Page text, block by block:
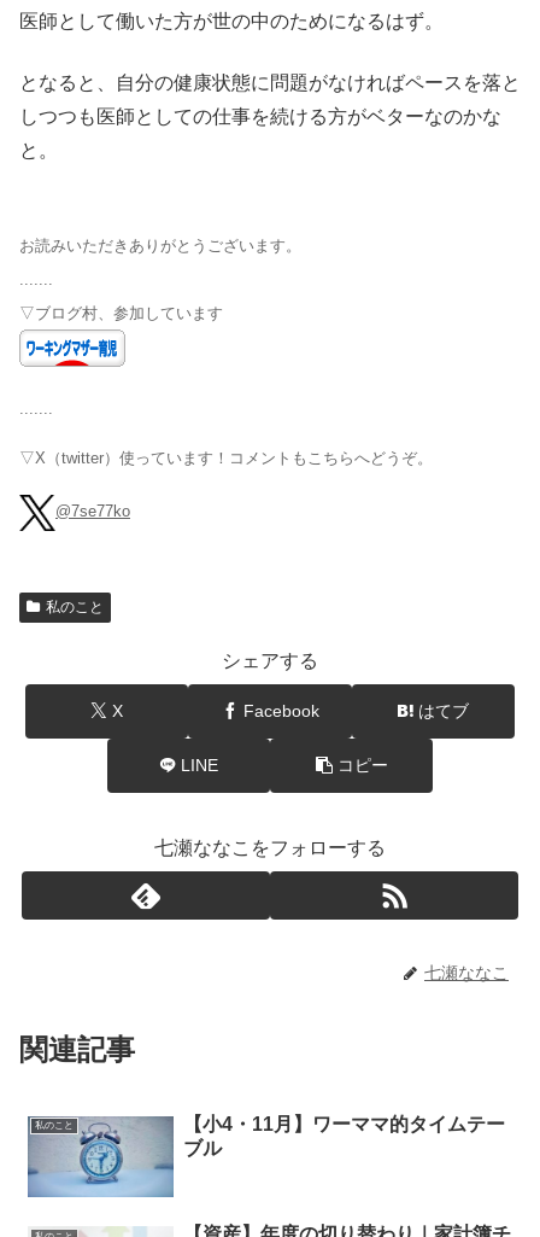
医師として働いた方が世の中のためになるはず。
となると、自分の健康状態に問題がなければペースを落と
しつつも医師としての仕事を続ける方がベターなのかな
と。
お読みいただきありがとうございます。
▽ブログ村、参加しています
▽X（twitter）使っています！コメントもこちらへどうぞ。
@7se77ko
私のこと
シェアする
X Facebook はてブ
LINE コピー
七瀬ななこをフォローする
七瀬ななこ
関連記事
私のこと
【小4・11月】ワーママ的タイムテー
ブル